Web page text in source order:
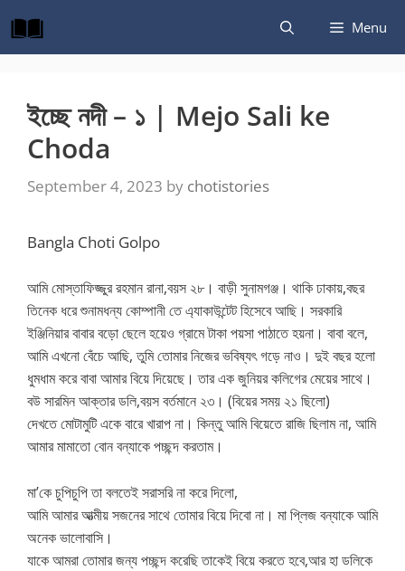
to
content
Menu
ইচ্ছে নদী – ১ | Mejo Sali ke
Choda
September 4, 2023 by chotistories
Bangla Choti Golpo
আমি মোস্তাফিজ্জুর রহমান রানা,বয়স ২৮। বাড়ী সুনামগঞ্জ। থাকি ঢাকায়,বছর
তিনেক ধরে শুনামধন্য কোম্পানী তে এ্যাকাউন্টেট হিসেবে আছি। সরকারি
ইঞ্জিনিয়ার বাবার বড়ো ছেলে হয়েও গ্রামে টাকা পয়সা পাঠাতে হয়না। বাবা বলে,
আমি এখনো বেঁচে আছি, তুমি তোমার নিজের ভবিষ্যৎ গড়ে নাও। দুই বছর হলো
ধুমধাম করে বাবা আমার বিয়ে দিয়েছে। তার এক জুনিয়র কলিগের মেয়ের সাথে।
বউ সারমিন আক্তার ডলি,বয়স বর্তমানে ২৩। (বিয়ের সময় ২১ ছিলো)
দেখতে মোটামুটি একে বারে খারাপ না। কিন্তু আমি বিয়েতে রাজি ছিলাম না, আমি
আমার মামাতো বোন বন্যাকে পচ্ছন্দ করতাম।
মা’কে চুপিচুপি তা বলতেই সরাসরি না করে দিলো,
আমি আমার আত্মীয় সজনের সাথে তোমার বিয়ে দিবো না। মা প্লিজ বন্যাকে আমি
অনেক ভালোবাসি।
যাকে আমরা তোমার জন্য পচ্ছন্দ করেছি তাকেই বিয়ে করতে হবে,আর হা ডলিকে